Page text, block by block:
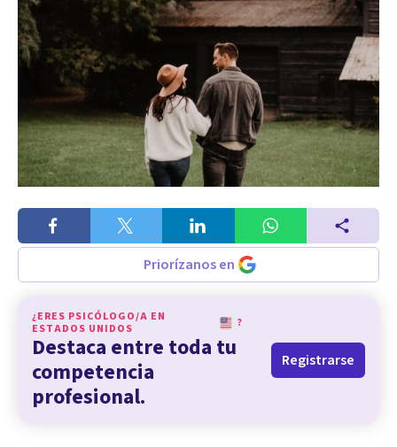
Priorízanos en
¿ERES PSICÓLOGO/A EN
ESTADOS UNIDOS
?
Destaca entre toda tu
competencia
profesional.
Registrarse